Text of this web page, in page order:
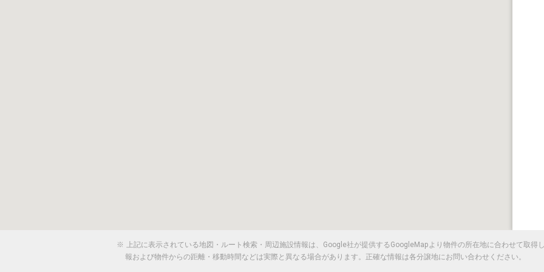
※
上記に表示されている地図・ルート検索・周辺施設情報は、Google社が提供するGoogleMapより物件の所在地に合わせて取得
報および物件からの距離・移動時間などは実際と異なる場合があります。正確な情報は各分譲地にお問い合わせください。